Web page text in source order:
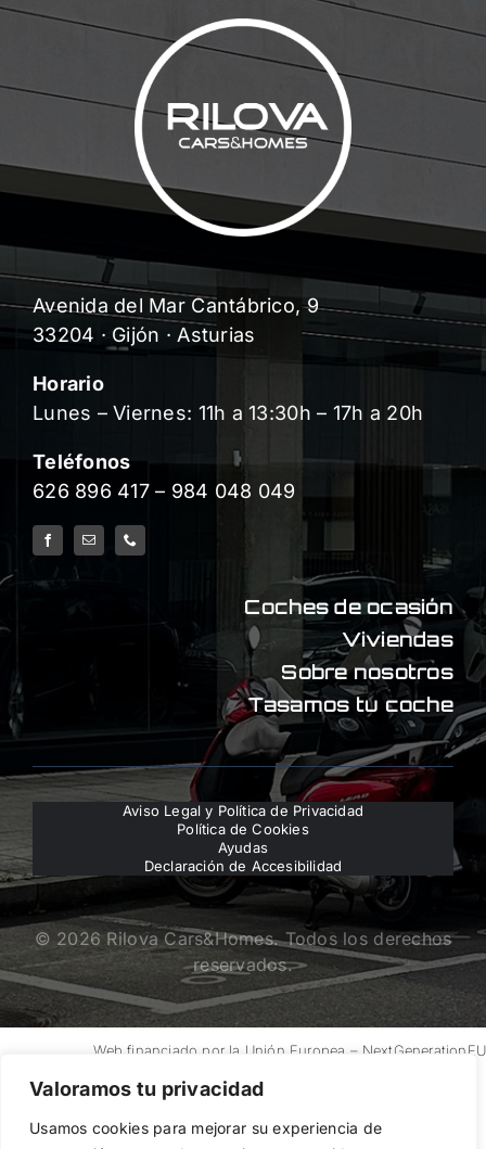
Valoramos tu privacidad
Usamos cookies para mejorar su experiencia de
Avenida del Mar Cantábrico, 9
33204 · Gijón · Asturias
Horario
Lunes – Viernes: 11h a 13:30h – 17h a 20h
Teléfonos
626 896 417– 984 048 049
Coches de ocasión
Viviendas
Sobre nosotros
Tasamos tu coche
Aviso Legal y Política de Privacidad
Política de Cookies
Ayudas
Declaración de Accesibilidad
© 2026 Rilova Cars&Homes. Todos los derechos
reservados.
Web financiado por la Unión Europea – NextGenerationEU